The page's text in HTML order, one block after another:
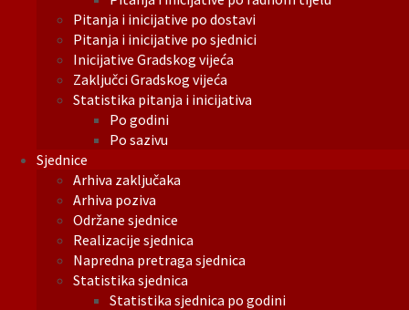
Pitanja i inicijative po dostavi
Pitanja i inicijative po sjednici
Inicijative Gradskog vijeća
Zaključci Gradskog vijeća
Statistika pitanja i inicijativa
Po godini
Po sazivu
Sjednice
Arhiva zaključaka
Arhiva poziva
Održane sjednice
Realizacije sjednica
Napredna pretraga sjednica
Statistika sjednica
Statistika sjednica po godini